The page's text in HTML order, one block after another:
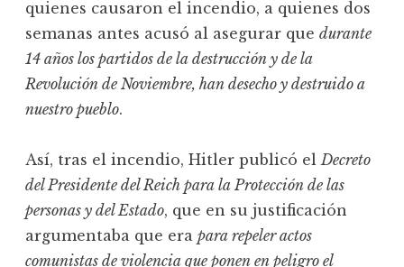
quienes causaron el incendio, a quienes dos
semanas antes acusó al asegurar que durante
14 años los partidos de la destrucción y de la
Revolución de Noviembre, han desecho y destruido a
nuestro pueblo.
Así, tras el incendio, Hitler publicó elDecreto
del Presidente del Reich para la Protección de las
personas y del Estado, que en su justificación
argumentaba que era para repeler actos
comunistas de violencia que ponen en peligro el